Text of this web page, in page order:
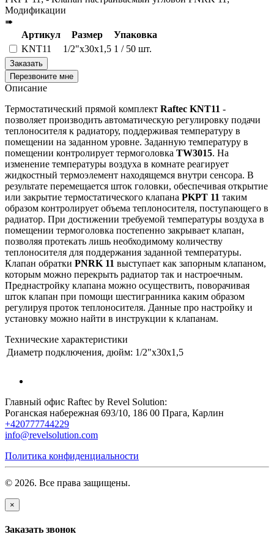
Модификации
➠
Артикул
Размер
Упаковка
KNT11
1/2"х30х1,5 1 / 50 шт.
Заказать
Перезвоните мне
Описание
Термостатический прямой комплект Raftec KNT11 -
позволяет производить автоматическую регулировку подачи
теплоносителя к радиатору, поддерживая температуру в
помещении на заданном уровне. Заданную температуру в
помещении контролирует термоголовка TW3015. На
изменение температуры воздуха в комнате реагирует
жидкостный термоэлемент находящемся внутри сенсора. В
результате перемещается шток головки, обеспечивая открытие
или закрытие термостатического клапана PKPT 11 таким
образом контролирует объема теплоносителя, поступающего в
радиатор. При достижении требуемой температуры воздуха в
помещении термоголовка постепенно закрывает клапан,
позволяя протекать лишь необходимому количеству
теплоносителя для поддержания заданной температуры.
Клапан обратки PNRK 11 выступает как запорным клапаном,
которым можно перекрыть радиатор так и настроечным.
Преднастройку клапана можно осуществить, поворачивая
шток клапан при помощи шестигранника каким образом
регулируя проток теплоносителя. Данные про настройку и
установку можно найти в инструкции к клапанам.
Технические характеристики
Диаметр подключения, дюйм: 1/2"х30х1,5
Главный офис Raftec by Revel Solution:
Роганская набережная 693/10, 186 00 Прага, Карлин
+420777744229
info@revelsolution.com
Политика конфиденциальности
© 2026. Все права защищены.
×
Заказать звонок